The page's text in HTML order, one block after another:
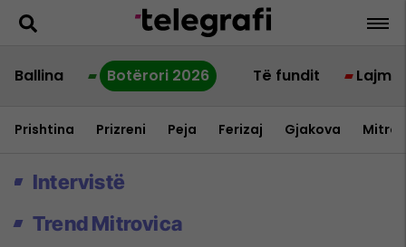
Ballina Botërori 2026 Të fundit Lajme
Prishtina Prizreni Peja Ferizaj Gjakova
Intervistë
Trend Mitrovica